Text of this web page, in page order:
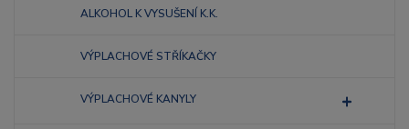
ALKOHOL K VYSUŠENÍ K.K.
VÝPLACHOVÉ STŘÍKAČKY
VÝPLACHOVÉ KANYLY